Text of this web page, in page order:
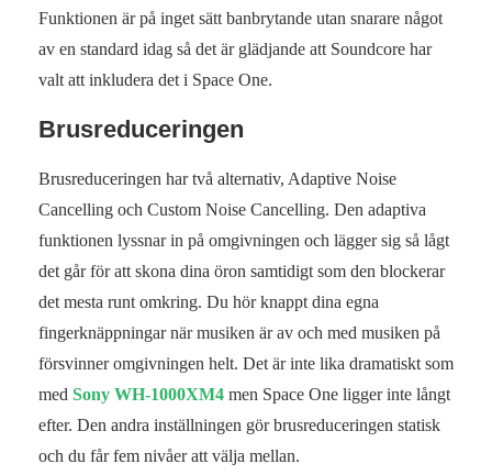
Funktionen är på inget sätt banbrytande utan snarare något
av en standard idag så det är glädjande att Soundcore har
valt att inkludera det i Space One.
Brusreduceringen
Brusreduceringen har två alternativ, Adaptive Noise
Cancelling och Custom Noise Cancelling. Den adaptiva
funktionen lyssnar in på omgivningen och lägger sig så lågt
det går för att skona dina öron samtidigt som den blockerar
det mesta runt omkring. Du hör knappt dina egna
fingerknäppningar när musiken är av och med musiken på
försvinner omgivningen helt. Det är inte lika dramatiskt som
med Sony WH-1000XM4 men Space One ligger inte långt
efter. Den andra inställningen gör brusreduceringen statisk
och du får fem nivåer att välja mellan.